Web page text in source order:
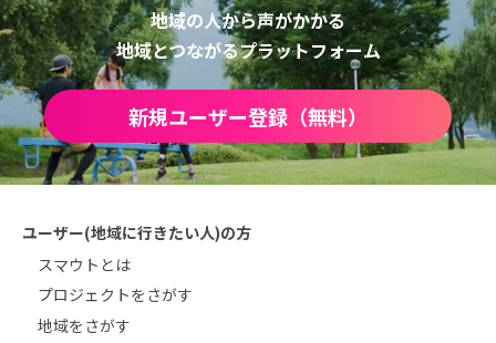
地域の人から声がかかる
地域とつながるプラットフォーム
新規ユーザー登録（無料）
ユーザー(地域に行きたい人)の方
スマウトとは
プロジェクトをさがす
地域をさがす